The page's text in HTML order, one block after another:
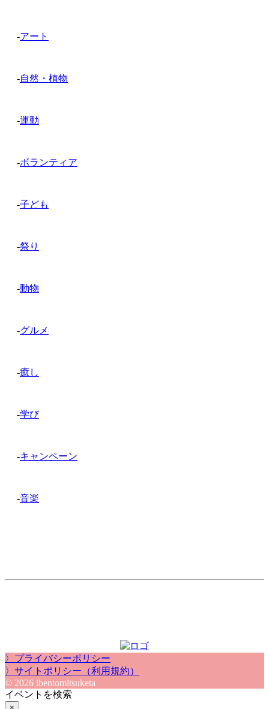
-アート
-自然・植物
-運動
-ボランティア
-子ども
-祭り
-動物
-グルメ
-癒し
-学び
-キャンペーン
-音楽
〉プライバシーポリシー
〉サイトポリシー（利用規約）
© 2026 ibentomitsuketa
イベントを検索